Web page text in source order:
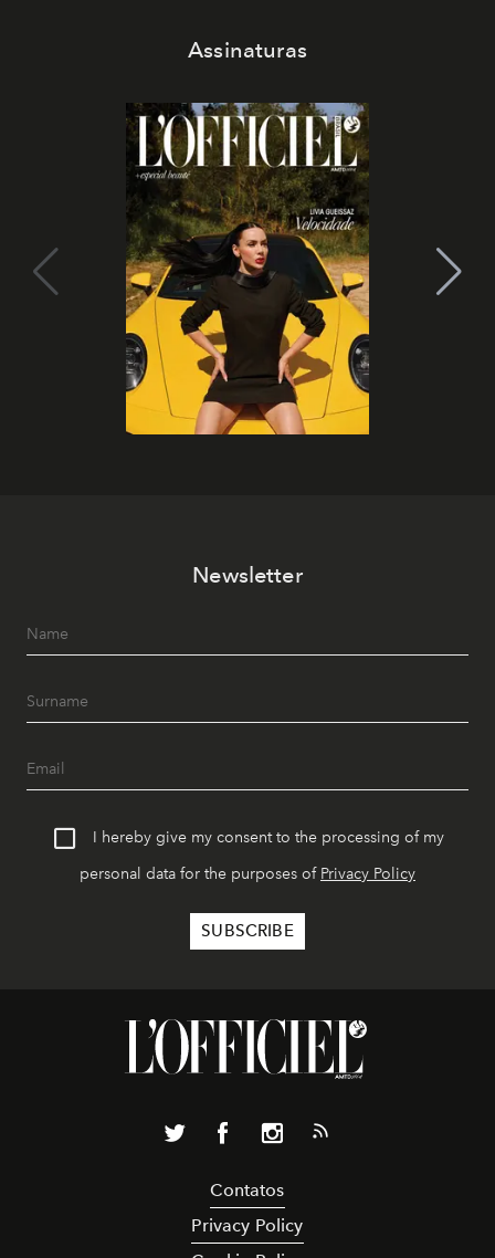
Assinaturas
Newsletter
I hereby give my consent to the processing of my
personal data for the purposes of Privacy Policy
Contatos
Privacy Policy